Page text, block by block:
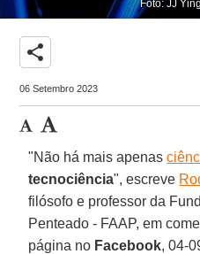
Foto: JJ
share
06 Setembro 2023
"Não há mais apenas
tecnociência", escreve
filósofo e professor da
Penteado - FAAP, em
página no Facebook, 04-